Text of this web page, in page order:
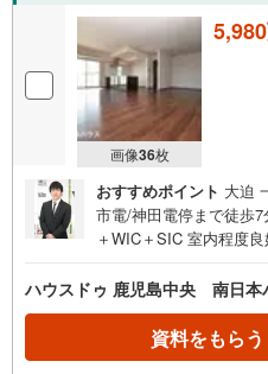
画像36枚
おすすめポイント 大迫
市電/神田電停まで徒歩
＋WIC＋SIC 室内程度
駐車場完備 コンシェル
す■周辺環境■・ドラッ
20m）・BOOK OFF
武小学校まで徒歩6分（
ハウスドゥ 鹿児島中央 南日本
資料をもらう